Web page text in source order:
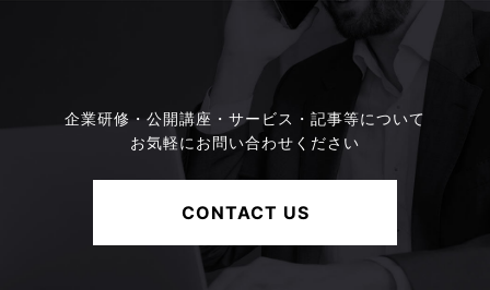
企業研修・公開講座・サービス・記事等について
お気軽にお問い合わせください
CONTACT US